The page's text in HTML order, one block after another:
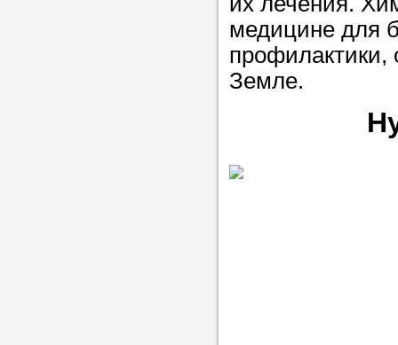
медицине для
профилактики,
Земле.